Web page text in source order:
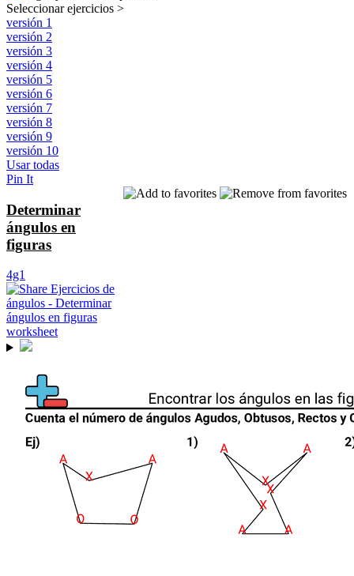
Seleccionar ejercicios >
versión 1
versión 2
versión 3
versión 4
versión 5
versión 6
versión 7
versión 8
versión 9
versión 10
Usar todas
Pin It
Determinar
ángulos en
figuras
4g1